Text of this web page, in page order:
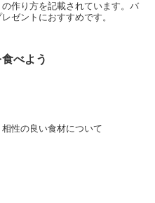
作り方を記載されています。バ
ゼントにおすすめです。
べよう
性の良い食材について